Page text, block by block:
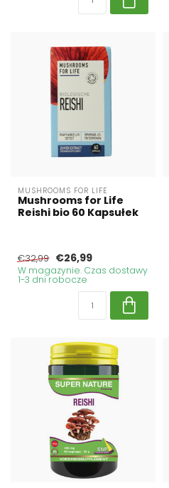
MUSHROOMS FOR LIFE
Mushrooms for Life
Reishi bio 60 Kapsułek
€32,99 €26,99
W magazynie. Czas dostawy
1-3 dni robocze